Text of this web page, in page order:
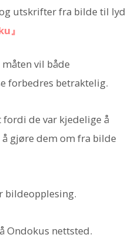
utskrifter fra bilde til lyd
』
vil både
forbedres betraktelig.
de var kjedelige å
å gjøre dem om fra bilde
bildeopplesing.
Ondokus nettsted.